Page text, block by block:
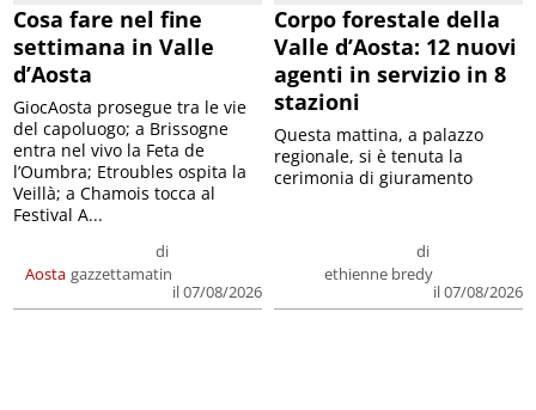
Cosa fare nel fine
settimana in Valle
d’Aosta
Aosta
di
gazzettamatin
il 07/08/2026
GiocAosta prosegue tra le vie
del capoluogo; a Brissogne
entra nel vivo la Feta de
l’Oumbra; Etroubles ospita la
Veillà; a Chamois tocca al
Festival A...
Corpo forestale della
Valle d’Aosta: 12 nuovi
agenti in servizio in 8
stazioni
di
ethienne bredy
il 07/08/2026
Questa mattina, a palazzo
regionale, si è tenuta la
cerimonia di giuramento